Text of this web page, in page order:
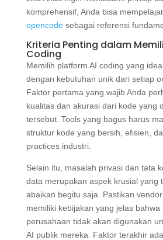
komprehensif, Anda bisa
opencodesebagai referensi
Kriteria Penting dalam
Coding
Memilih platform AI coding yang
dengan kebutuhan unik dari setiap
Faktor pertama yang wajib Anda
kualitas dan akurasi dari kode yang
tersebut. Tools yang bagus harus
struktur kode yang bersih, efisien,
practices industri.
Selain itu, masalah privasi dan tata
data merupakan aspek krusial yang
abaikan begitu saja. Pastikan
memiliki kebijakan yang jelas bahwa
perusahaan tidak akan digunakan
AI publik mereka. Faktor terakhir